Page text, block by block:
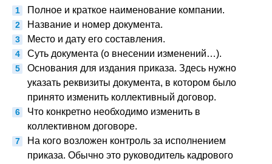
Полное и краткое наименование компании.
Название и номер документа.
Место и дату его составления.
Суть документа (о внесении изменений…).
Основания для издания приказа. Здесь нужно
указать реквизиты документа, в котором было
принято изменить коллективный договор.
Что конкретно необходимо изменить в
коллективном договоре.
На кого возложен контроль за исполнением
приказа. Обычно это руководитель кадрового